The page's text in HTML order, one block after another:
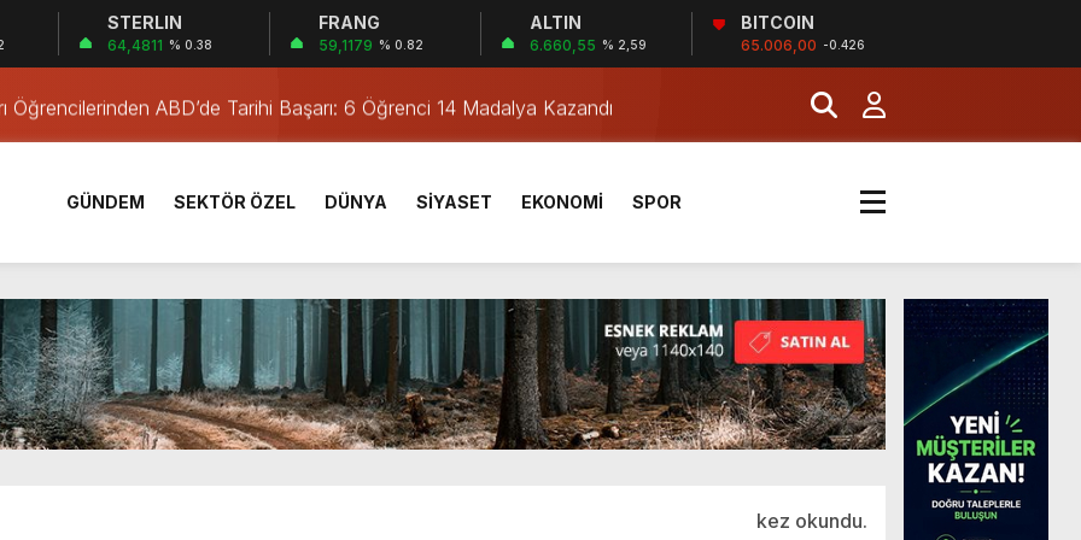
STERLIN
64,4811 % 0.38
FRANG
59,1179 % 0.82
ALTIN
6.660,55 % 2,59
BITCOIN
65.006,00 -0.426
Geçti
Neoscience Olimpiyatları’nda Çifte Gümüş Madalya
Öğrencilerinden ABD’de Tarihi Başarı: 6 Öğrenci 14 Madalya Kazandı
vurulmuş! Acılı anne: Evime patates almak haram
Tehlikesini Önledi
Alevler birden yükseldi
teslim oldu
korunma eğitimi
6 bin 600 kilogram pil geri dönüşüme kazandırıldı
Geçti
Neoscience Olimpiyatları’nda Çifte Gümüş Madalya
GÜNDEM SEKTÖR ÖZEL DÜNYA SİYASET EKONOMİ SPOR
kez okundu.